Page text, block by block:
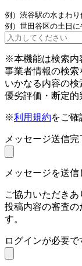
例）渋谷駅の水まわ
例）世田谷区の土日
※本機能は検索内
事業者情報の検索
いかなる内容の検
優劣評価・断定的
※利用規約をご確
メッセージ送信完
メッセージを送信
ご協力いただきあ
投稿内容の審査の
す。
ログインが必要で